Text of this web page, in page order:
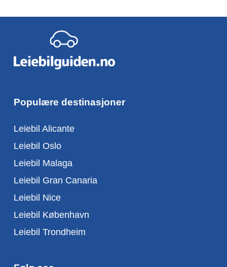
Populære destinasjoner
Leiebil Alicante
Leiebil Oslo
Leiebil Malaga
Leiebil Gran Canaria
Leiebil Nice
Leiebil København
Leiebil Trondheim